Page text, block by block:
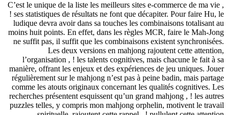
C’est le unique de la
! ses statistiques de
ludique devra avoir
moins huit points. En
ne suffit pas, il suffit
Les deux
l’organisation , !
manière, offrant les
régulièrement sur le
comme les atouts
recherches présentent
puzzles telles, y